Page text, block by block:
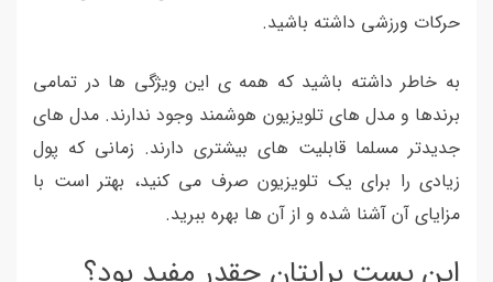
حرکات ورزشی داشته باشید.
به خاطر داشته باشید که همه ی این ویژگی ها در تمامی
برندها و مدل های تلویزیون هوشمند وجود ندارند. مدل های
جدیدتر مسلما قابلیت های بیشتری دارند. زمانی که پول
زیادی را برای یک تلویزیون صرف می کنید، بهتر است با
مزایای آن آشنا شده و از آن ها بهره ببرید.